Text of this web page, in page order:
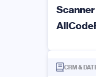
CRM &